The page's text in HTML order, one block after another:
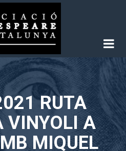
RUTA
VINYOLI A
MIQUEL